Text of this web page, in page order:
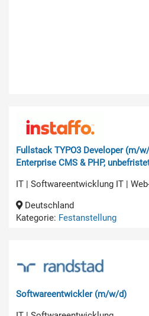
Fullstack TYPO3 Developer (m/
Enterprise CMS & PHP,
IT | Softwareentwicklung IT |
Deutschland
Kategorie: Festanstellung
Softwareentwickler (m/w/d)